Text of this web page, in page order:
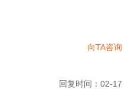
向TA咨询
回复时间：02-17